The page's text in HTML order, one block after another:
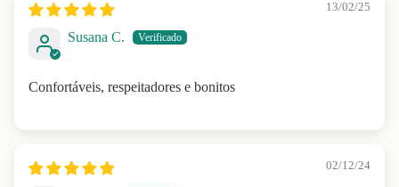
13/02/25
Susana C.
Confortáveis, respeitadores e bonitos
02/12/24